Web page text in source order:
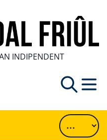
INDIPENDENT